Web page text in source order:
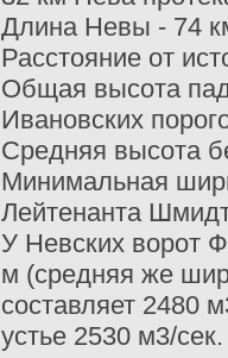
Длина Невы - 74
Расстояние от
Общая высота
Ивановских
Средняя высота
Минимальная
Лейтенанта
У Невских ворот
м (средняя же
составляет 2480
устье 2530 м3/сек.